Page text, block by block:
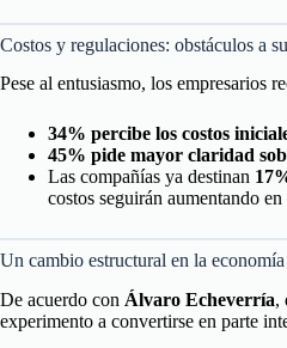
Costos y regulaciones: obstáculos a
Pese al entusiasmo, los empresarios
34% percibe los costos
45% pide mayor claridad
Las compañías ya destinan
costos seguirán aumentando
Un cambio estructural en la
De acuerdo con Álvaro Echeverría,
experimento a convertirse en parte